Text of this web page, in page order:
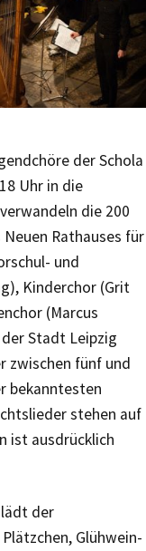
der Schola
Uhr in die
die 200
Rathauses für
und
Kinderchor (Grit
(Marcus
Stadt Leipzig
zwischen fünf und
bekanntesten
stehen auf
ist ausdrücklich
der
Glühwein-